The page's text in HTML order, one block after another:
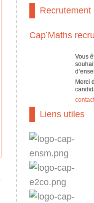
Recrutement
Cap’Maths
Vous
Merci
Liens utiles